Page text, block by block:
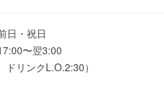
日・祝日
〜翌3:00
ドリンクL.O.2:30）